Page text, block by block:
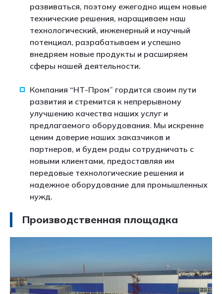
развиваться, поэтому ежегодно ищем новые
технические решения, наращиваем наш
технологический, инженерный и научный
потенциал, разрабатываем и успешно
внедряем новые продукты и расширяем
сферы нашей деятельности.
Компания “НТ-Пром” гордится своим пути
развития и стремится к непрерывному
улучшению качества наших услуг и
предлагаемого оборудования. Мы искренне
ценим доверие наших заказчиков и
партнеров, и будем рады сотрудничать с
новыми клиентами, предоставляя им
передовые технологические решения и
надежное оборудование для промышленных
нужд.
Производственная площадка